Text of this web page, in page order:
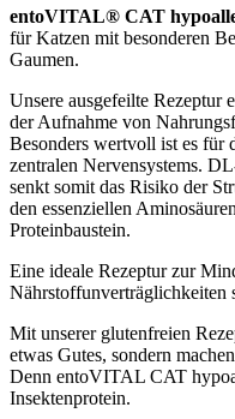
entoVITAL® CAT
für Katzen mit besonderen
Gaumen.
Unsere ausgefeilte Rezeptur
der Aufnahme von
Besonders wertvoll ist es für
zentralen Nervensystems.
senkt somit das Risiko der
den essenziellen
Proteinbaustein.
Eine ideale Rezeptur zur
Nährstoffunverträglichkeiten
Mit unserer glutenfreien
etwas Gutes, sondern
Denn entoVITAL CAT
Insektenprotein.